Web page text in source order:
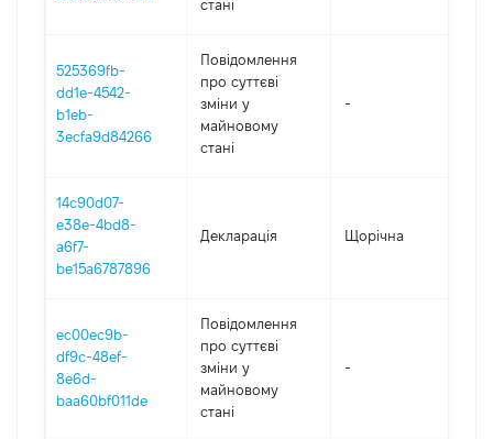
стані
525369fb-
dd1e-4542-
b1eb-
3ecfa9d84266
Повідомлення
про суттєві
зміни y
майновому
стані
-
14c90d07-
e38e-4bd8-
a6f7-
be15a6787896
Декларація Щорічна
ec00ec9b-
df9c-48ef-
8e6d-
baa60bf011de
Повідомлення
про суттєві
зміни y
майновому
стані
-